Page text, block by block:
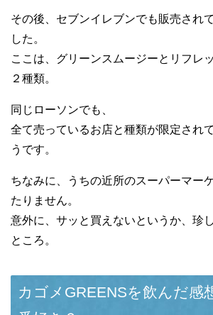
その後、セブンイレブンでも販売され
した。
ここは、グリーンスムージーとリフレ
２種類。
同じローソンでも、
全て売っているお店と種類が限定され
うです。
ちなみに、うちの近所のスーパーマー
たりません。
意外に、サッと買えないというか、珍
ところ。
カゴメGREENSを飲んだ